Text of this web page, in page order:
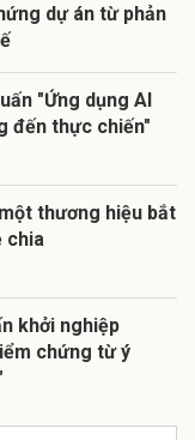
dự án từ phản
"Ứng dụng AI
đến thực chiến"
thương hiệu bắt
chia
khởi nghiệp
chứng từ ý